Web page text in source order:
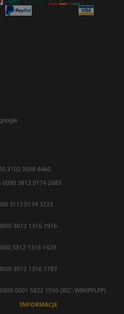
3102 3558 4460
0000 3812 0174 2683
3112 0174 3723
3012 1316 1916
3312 1316 1429
3012 1316 1783
0001 5822 1550 (BIC: WBKPPLPP)
INFORMACJE